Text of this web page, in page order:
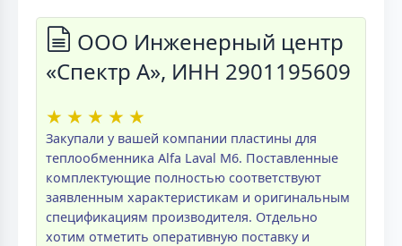
ООО Инженерный центр
«Спектр А», ИНН 2901195609
★ ★ ★ ★ ★
Закупали у вашей компании пластины для
теплообменника Alfa Laval M6. Поставленные
комплектующие полностью соответствуют
заявленным характеристикам и оригинальным
спецификациям производителя. Отдельно
хотим отметить оперативную поставку и